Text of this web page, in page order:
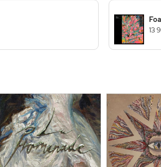
13